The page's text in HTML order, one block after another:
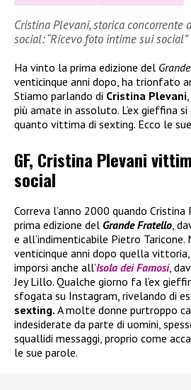
Cristina Plevani, storica concorrente
social: “Ricevo foto intime sui social”
Ha vinto la prima edizione del
venticinque anni dopo, ha trionfato
Stiamo parlando di Cristina Plevani
più amate in assoluto. L’ex gieffina
quanto vittima di sexting. Ecco le
GF, Cristina Plevani
social
Correva l’anno 2000 quando
prima edizione del Grande Fratello ,
e all’indimenticabile Pietro Taricone.
venticinque anni dopo quella
imporsi anche all’Isola dei Famosi,
Jey Lillo. Qualche giorno fa l’ex
sfogata su Instagram, rivelando di
sexting. A molte donne purtroppo
indesiderate da parte di uomini,
squallidi messaggi, proprio come
le sue parole.